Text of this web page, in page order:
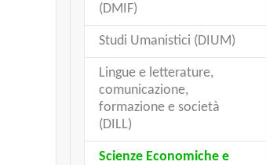
(DMIF)
Studi Umanistici (DIUM)
Lingue e letterature,
comunicazione,
formazione e società
(DILL)
Scienze Economiche e